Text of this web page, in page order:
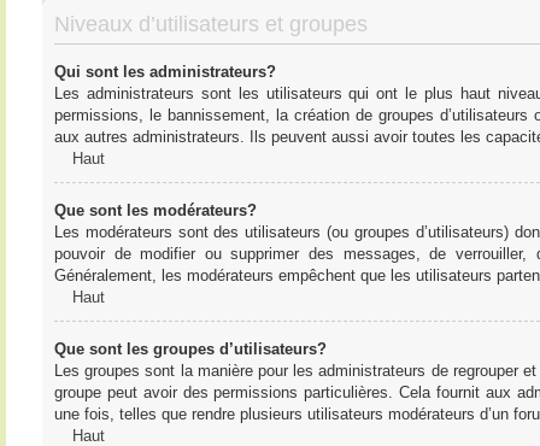
Niveaux d’utilisateurs et groupes
Qui sont les administrateurs?
Les administrateurs sont les utilisateurs qui ont le plus haut
permissions, le bannissement, la création de groupes
aux autres administrateurs. Ils peuvent aussi avoir toutes les
Haut
Que sont les modérateurs?
Les modérateurs sont des utilisateurs (ou groupes d’utilisateurs)
pouvoir de modifier ou supprimer des messages, de
Généralement, les modérateurs empêchent que les utilisateurs
Haut
Que sont les groupes d’utilisateurs?
Les groupes sont la manière pour les administrateurs de regrouper
groupe peut avoir des permissions particulières. Cela fournit aux
une fois, telles que rendre plusieurs utilisateurs modérateurs d’un
Haut